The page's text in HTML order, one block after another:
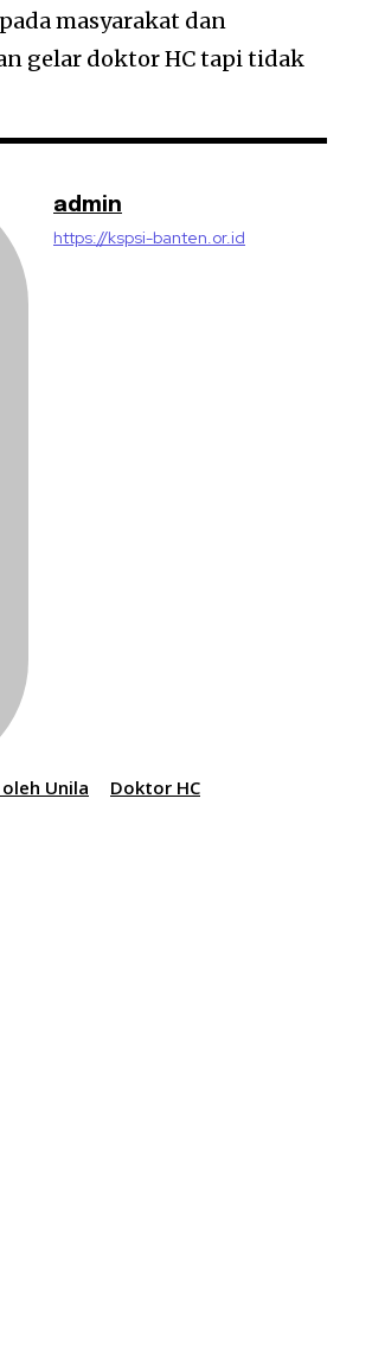
masyarakat dan
gelar doktor HC tapi tidak
admin
https://kspsi-banten.or.id
Unila
Doktor HC